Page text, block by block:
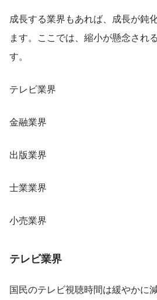
成長する業界もあれば、成長が鈍
ます。ここでは、縮小が懸念され
す。
テレビ業界
金融業界
出版業界
士業業界
小売業界
テレビ業界
国民のテレビ視聴時間は緩やかに